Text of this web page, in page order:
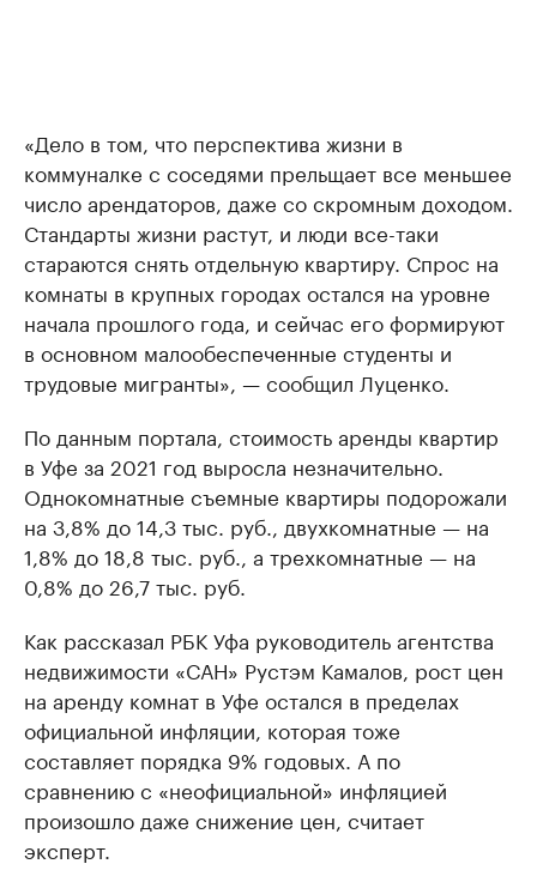
«Дело в том, что перспектива жизни в
коммуналке с соседями прельщает все меньшее
число арендаторов, даже со скромным доходом.
Стандарты жизни растут, и люди все-таки
стараются снять отдельную квартиру. Спрос на
комнаты в крупных городах остался на уровне
начала прошлого года, и сейчас его формируют
в основном малообеспеченные студенты и
трудовые мигранты», — сообщил Луценко.
По данным портала, стоимость аренды квартир
в Уфе за 2021 год выросла незначительно.
Однокомнатные съемные квартиры подорожали
на 3,8% до 14,3 тыс. руб., двухкомнатные — на
1,8% до 18,8 тыс. руб., а трехкомнатные — на
0,8% до 26,7 тыс. руб.
Как рассказал РБК Уфа руководитель агентства
недвижимости «САН» Рустэм Камалов, рост цен
на аренду комнат в Уфе остался в пределах
официальной инфляции, которая тоже
составляет порядка 9% годовых. А по
сравнению с «неофициальной» инфляцией
произошло даже снижение цен, считает
эксперт.